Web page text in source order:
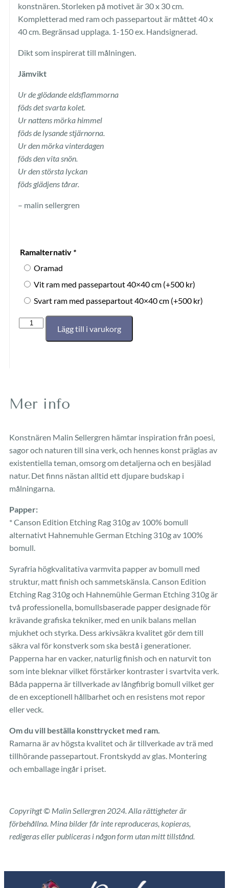
konstnären. Storleken på motivet är 30 x 30 cm.
Kompletterad med ram och passepartout är måttet 40 x
40 cm. Begränsad upplaga. 1-150 ex. Handsignerad.
Dikt som inspirerat till målningen.
Jämvikt
Urde glödandeeldsflammorna
födsdet svartakolet.
Ur nattensmörkahimmel
födsde lysandestjärnorna.
Ur den mörka vinterdagen
födsden vitasnön.
Urden största lyckan
föds glädjens tårar.
– malin sellergren
Ramalternativ *
Oramad
Vit ram med passepartout 40×40 cm (+500 kr)
Svart ram med passepartout 40×40 cm (+500 kr)
Lägg till i varukorg
Mer info
Konstnären Malin Sellergren hämtar inspiration från poesi,
sagor och naturen till sina verk, och hennes konst präglas av
existentiella teman, omsorg om detaljerna och en besjälad
natur. Det finns nästan alltid ett djupare budskap i
målningarna.
Papper:
* Canson Edition Etching Rag 310g av 100% bomull
alternativt Hahnemuhle German Etching 310g av 100%
bomull.
Syrafria högkvalitativa varmvita papper av bomull med
struktur, matt finish och sammetskänsla. Canson Edition
Etching Rag 310g och Hahnemühle German Etching 310g är
två professionella, bomullsbaserade papper designade för
krävande grafiska tekniker, med en unik balans mellan
mjukhet och styrka. Dess arkivsäkra kvalitet gör dem till
säkra val för konstverk som ska bestå i generationer.
Papperna har en vacker, naturlig finish och en naturvit ton
som inte bleknar vilket förstärker kontraster i svartvita verk.
Båda papperna är tillverkade av långfibrig bomull vilket ger
de en exceptionell hållbarhet och en resistens mot repor
eller veck.
Om du vill beställa konsttrycket med ram.
Ramarna är av högsta kvalitet och är tillverkade av trä med
tillhörande passepartout. Frontskydd av glas. Montering
och emballage ingår i priset.
Copyrihgt © Malin Sellergren 2024. Alla rättigheter är
förbehållna. Mina bilder får inte reproduceras, kopieras,
redigeras eller publiceras i någon form utan mitt tillstånd.